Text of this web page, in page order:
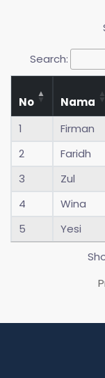
Search:
No Nama
1
Firman
2
Faridh
3
Zul
4
Wina
5
Yesi